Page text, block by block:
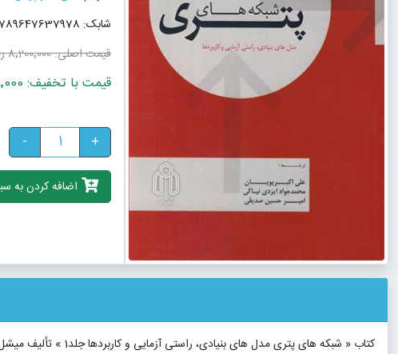
شابک: 9789647637978
قیمت اصلی:8٬200٬000 ریال
قیمت با تخفیف: 7٬380٬000 ریال
+
-
اضافه کردن به
کتاب « شبکه های پتری مدل های بنیادی، راستی آزمایی و کاربردها جلد1 » تألیف میشل دیاز؛ ترجمه علی اکبر پویان، محمدجواد ایزدی نیاکی و امیرحسین صدیقی توسط انتشارات دانشگاه صنعتی شاهرود به چاپ رسیده است.